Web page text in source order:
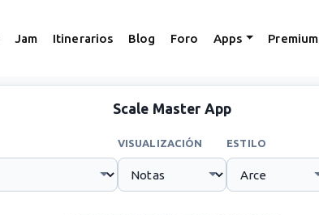
Jam Itinerarios Blog Foro Apps Premium
Scale Master App
VISUALIZACIÓN ESTILO